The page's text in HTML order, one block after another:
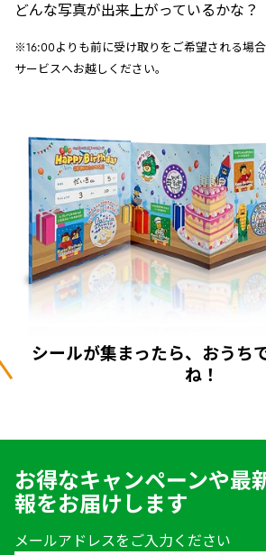
どんな写真が出来上がっているかな？
※16:00よりも前に受け取りをご希望される場
サービスへお越しください。
シールが集まったら、おうち
ね！
お得なキャンペーンや最
報をお届けします
メールアドレスをご入力ください